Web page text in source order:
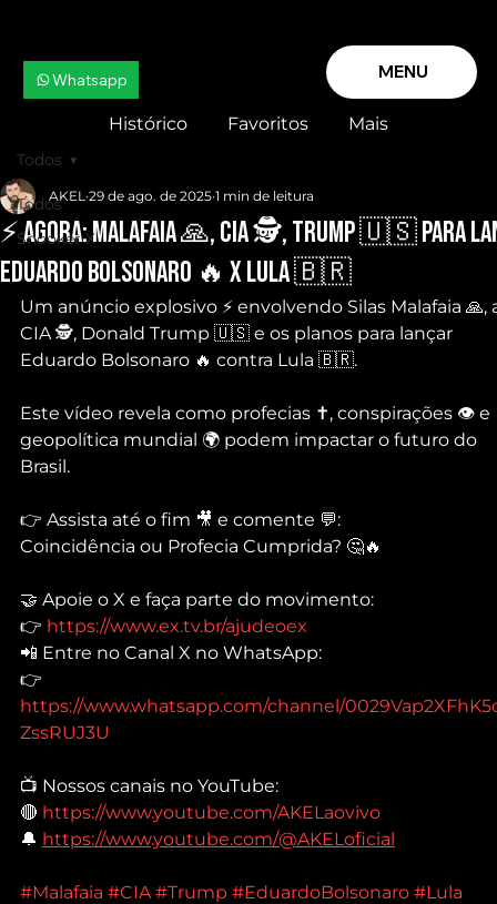
MENU
Whatsapp
Histórico Favoritos Mais
Todos
Snooker X
Todos
⚡️ AGORA: MALAFAIA 🙏, CIA 🕵️, TRUMP 🇺🇸 para
EDUARDO BOLSONARO 🔥 x LULA 🇧🇷
AKEL 29 de ago. de 2025 1 min de leitura
Um anúncio explosivo ⚡️ envolvendo Silas Malafaia 🙏,
CIA 🕵️, Donald Trump 🇺🇸 e os planos para lançar
Eduardo Bolsonaro 🔥 contra Lula 🇧🇷.
Este vídeo revela como profecias ✝️, conspirações 👁️ e
geopolítica mundial 🌍 podem impactar o futuro do
Brasil.
👉 Assista até o fim 🎥 e comente 💬:
Coincidência ou Profecia Cumprida? 🤔🔥
🤝 Apoie o X e faça parte do movimento:
👉 https://www.ex.tv.br/ajudeoex
📲 Entre no Canal X no WhatsApp:
👉
https://www.whatsapp.com/channel/
ZssRUJ3U
📺 Nossos canais no YouTube:
🔴 https://www.youtube.com/AKELaovivo
🔔 https://www.youtube.com/@AKELoficial
#Malafaia #CIA #Trump #EduardoBolsonaro #Lula